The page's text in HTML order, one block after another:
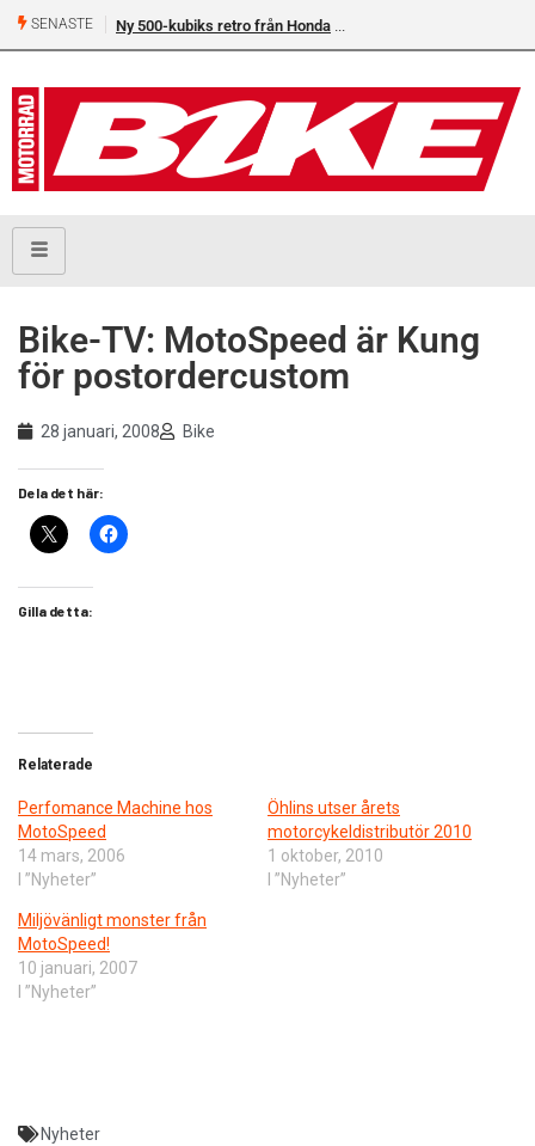
SENASTE Ny 500-kubiks retro från Honda
Bike-TV: MotoSpeed är Kung
för postordercustom
28 januari, 2008 Bike
Dela det här:
Gilla detta:
Relaterade
Perfomance Machine hos
MotoSpeed
14 mars, 2006
I ”Nyheter”
Öhlins utser årets
motorcykeldistributör 2010
1 oktober, 2010
I ”Nyheter”
Miljövänligt monster från
MotoSpeed!
10 januari, 2007
I ”Nyheter”
Nyheter